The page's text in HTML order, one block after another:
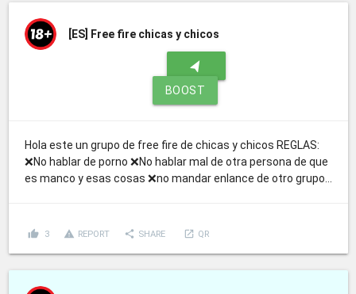
[ES] Free fire chicas y chicos
navigation
BOOST
Hola este un grupo de free fire de chicas y chicos REGLAS:
❌No hablar de porno ❌No hablar mal de otra persona de que
es manco y esas cosas ❌no mandar enlance de otro grupo...
thumb_up 3 report_problem REPORT share SHARE launch QR